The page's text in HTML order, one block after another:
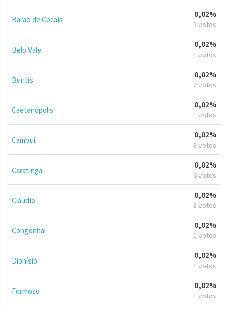
Barão de Cocais
0,02%
3 votos
Belo Vale
0,02%
1 votos
Buritis
0,02%
2 votos
Caetanópolis
0,02%
1 votos
Cambuí
0,02%
3 votos
Caratinga
0,02%
6 votos
Cláudio
0,02%
3 votos
Congonhal
0,02%
1 votos
Dionísio
0,02%
1 votos
Formoso
0,02%
1 votos